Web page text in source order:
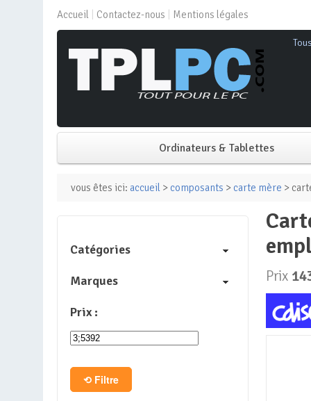
Accueil Contactez-nous Mentions légales
Ordinateurs & Tablettes
PC de bureau
Mini PC
PC Tout-en-un
Tablettes
vous êtes ici: accueil > composants > carte mère >
carte mère – asus – prime b650m-a wifi ii – amd b650 –
Prix
Catégories
Marques
Prix :
Filtre